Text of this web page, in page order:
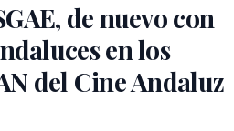
de nuevo con
en los
del Cine Andaluz